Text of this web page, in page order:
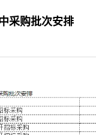
采购批次安排